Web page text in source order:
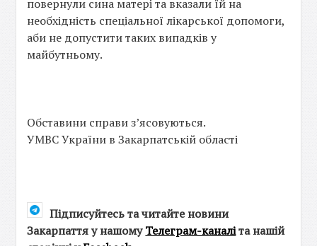
повернули сина матері та вказали їй на
необхідність спеціальної лікарської допомоги,
аби не допустити таких випадків у
майбутньому.
Обставини справи з’ясовуються.
УМВС України в Закарпатській області
Підписуйтесь та читайте новини
Закарпаття у нашомуТелеграм-каналіта нашій